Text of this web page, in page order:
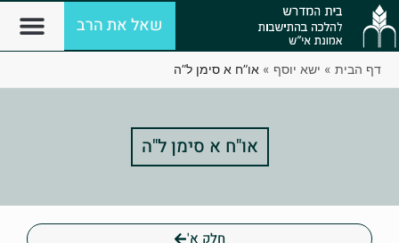
שאל את הרב
דף הבית » ישא יוסף » או”ח א סימן ל”ה
או"ח א סימן ל"ה
חלק א'